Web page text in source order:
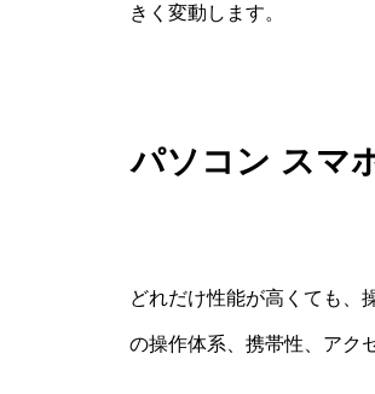
きく変動します。
パソコン スマ
どれだけ性能が高くても、
の操作体系、携帯性、アク